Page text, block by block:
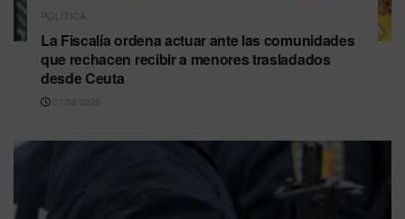
POLÍTICA
La Fiscalía ordena actuar ante las comunidades
que rechacen recibir a menores trasladados
desde Ceuta
07/08/2026